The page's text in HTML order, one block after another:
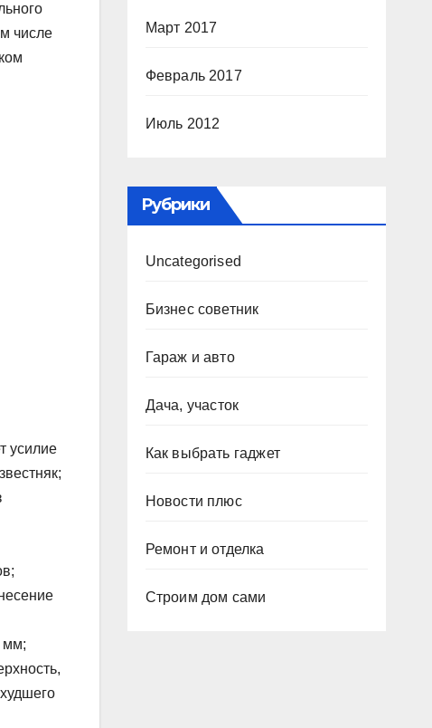
числе
усилие
мм;
Март 2017
Февраль 2017
Июль 2012
Рубрики
Uncategorised
Бизнес советник
Гараж и авто
Дача, участок
Как выбрать гаджет
Новости плюс
Ремонт и отделка
Строим дом сами